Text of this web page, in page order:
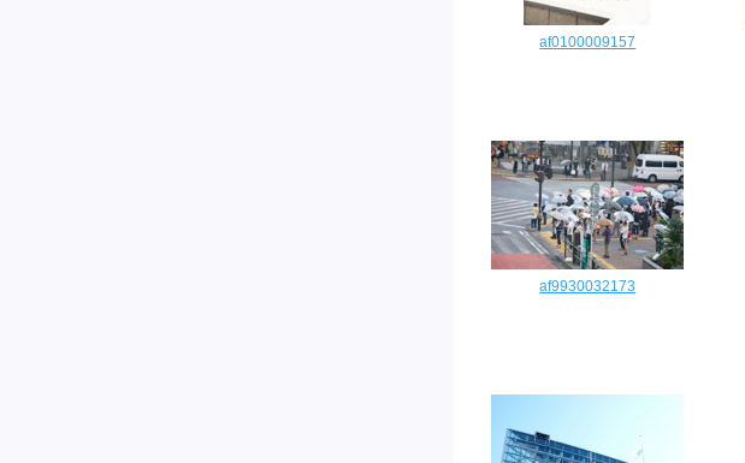
af0100009157
af9930032173